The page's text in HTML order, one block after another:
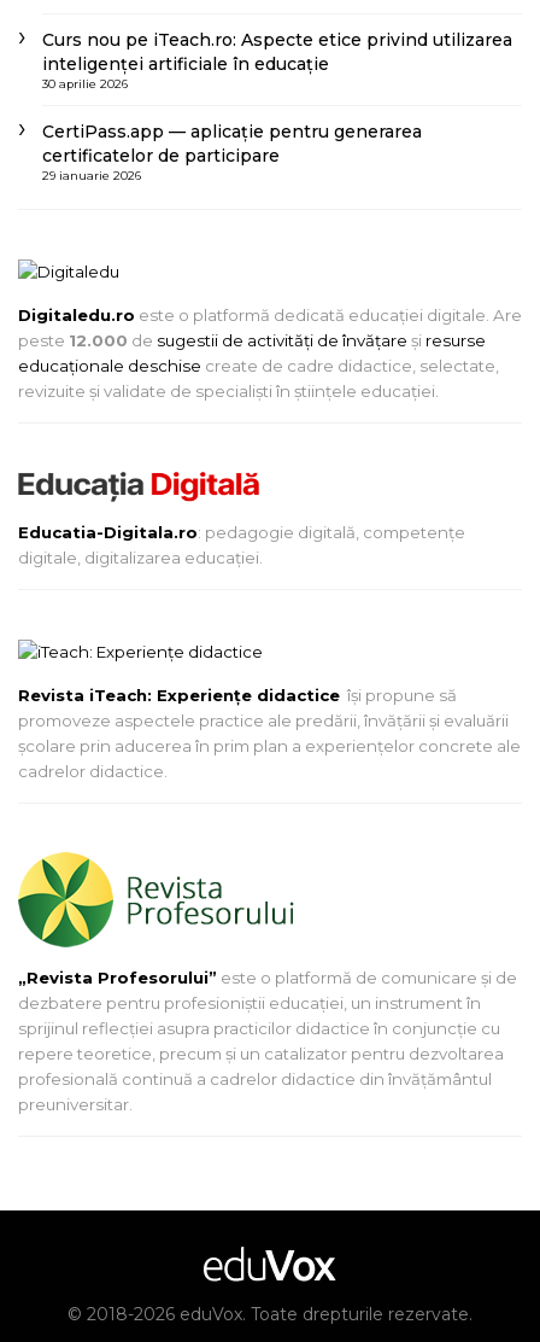
Curs nou pe iTeach.ro: Aspecte etice privind utilizarea
inteligenței artificiale în educație
30 aprilie 2026
CertiPass.app — aplicație pentru generarea
certificatelor de participare
29 ianuarie 2026
Digitaledu.ro este o platformă dedicată educației digitale. Are
peste 12.000 de sugestii de activități de învățare și resurse
educaționale deschise create de cadre didactice, selectate,
revizuite și validate de specialiști în științele educației.
Educatia-Digitala.ro: pedagogie digitală, competențe
digitale, digitalizarea educației.
Revista iTeach: Experienţe didactice îşi propune să
promoveze aspectele practice ale predării, învăţării şi evaluării
şcolare prin aducerea în prim plan a experienţelor concrete ale
cadrelor didactice.
„Revista Profesorului” este o platformă de comunicare și de
dezbatere pentru profesioniștii educației, un instrument în
sprijinul reflecției asupra practicilor didactice în conjuncție cu
repere teoretice, precum și un catalizator pentru dezvoltarea
profesională continuă a cadrelor didactice din învățământul
preuniversitar.
© 2018-2026 eduVox. Toate drepturile rezervate.